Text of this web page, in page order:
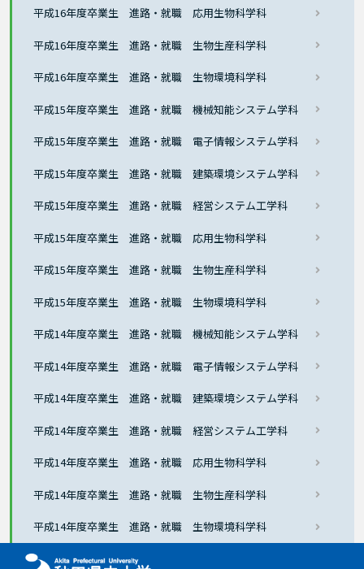
平成16年度卒業生 進路・就職 応用生物科学科
平成16年度卒業生 進路・就職 生物生産科学科
平成16年度卒業生 進路・就職 生物環境科学科
平成15年度卒業生 進路・就職 機械知能システム学科
平成15年度卒業生 進路・就職 電子情報システム学科
平成15年度卒業生 進路・就職 建築環境システム学科
平成15年度卒業生 進路・就職 経営システム工学科
平成15年度卒業生 進路・就職 応用生物科学科
平成15年度卒業生 進路・就職 生物生産科学科
平成15年度卒業生 進路・就職 生物環境科学科
平成14年度卒業生 進路・就職 機械知能システム学科
平成14年度卒業生 進路・就職 電子情報システム学科
平成14年度卒業生 進路・就職 建築環境システム学科
平成14年度卒業生 進路・就職 経営システム工学科
平成14年度卒業生 進路・就職 応用生物科学科
平成14年度卒業生 進路・就職 生物生産科学科
平成14年度卒業生 進路・就職 生物環境科学科